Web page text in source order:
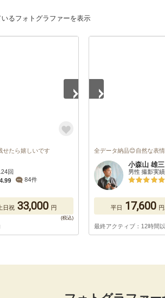
るフォトグラファーを表示
せたら嬉しいです
回
4.99
84件
日祝 33,000 円
全データ納品😊自然な表
小森山 雄三
男性 撮影実
平日 17,600 円
最終アクティブ：12時間